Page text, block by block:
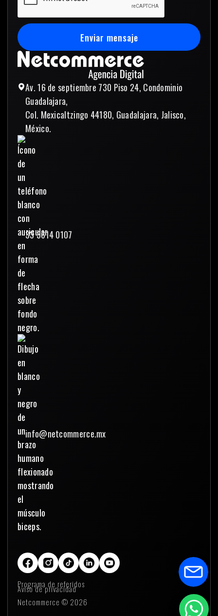
Av. 16 de septiembre 730 Piso 24, Condominio
Guadalajara,
Col. Mexicaltzingo 44180, Guadalajara, Jalisco,
México.
33 3614 0107
info@netcommerce.mx
Programa de referidos
Aviso de privacidad
Netcommerce © 2026
Enviar mensaje
Enviar mensaje